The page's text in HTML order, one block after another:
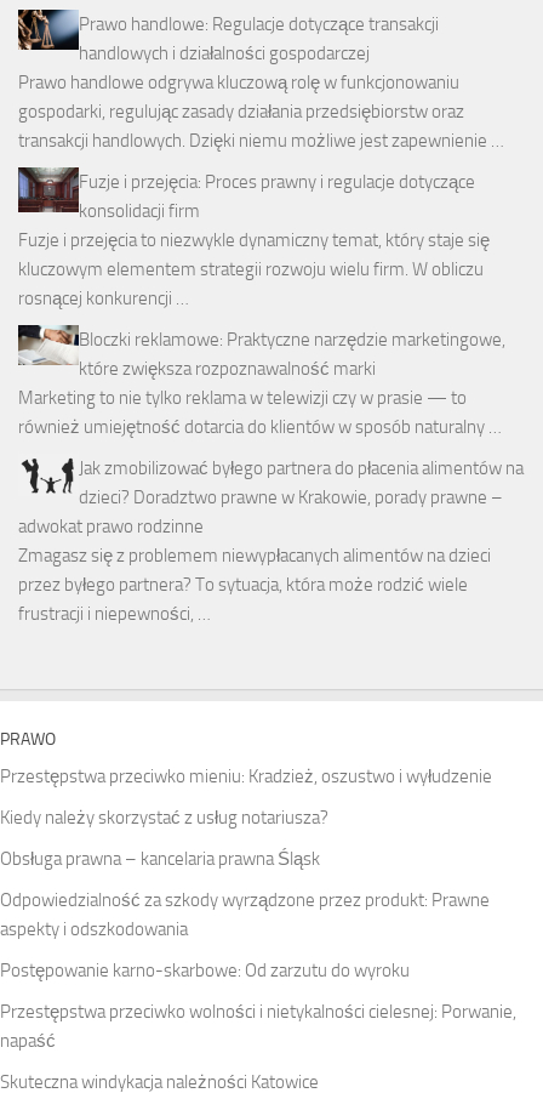
Prawo handlowe: Regulacje dotyczące transakcji
handlowych i działalności gospodarczej
Prawo handlowe odgrywa kluczową rolę w funkcjonowaniu
gospodarki, regulując zasady działania przedsiębiorstw oraz
transakcji handlowych. Dzięki niemu możliwe jest zapewnienie …
Fuzje i przejęcia: Proces prawny i regulacje dotyczące
konsolidacji firm
Fuzje i przejęcia to niezwykle dynamiczny temat, który staje się
kluczowym elementem strategii rozwoju wielu firm. W obliczu
rosnącej konkurencji …
Bloczki reklamowe: Praktyczne narzędzie marketingowe,
które zwiększa rozpoznawalność marki
Marketing to nie tylko reklama w telewizji czy w prasie — to
również umiejętność dotarcia do klientów w sposób naturalny …
Jak zmobilizować byłego partnera do płacenia alimentów na
dzieci? Doradztwo prawne w Krakowie, porady prawne –
adwokat prawo rodzinne
Zmagasz się z problemem niewypłacanych alimentów na dzieci
przez byłego partnera? To sytuacja, która może rodzić wiele
frustracji i niepewności, …
PRAWO
Przestępstwa przeciwko mieniu: Kradzież, oszustwo i wyłudzenie
Kiedy należy skorzystać z usług notariusza?
Obsługa prawna – kancelaria prawna Śląsk
Odpowiedzialność za szkody wyrządzone przez produkt: Prawne
aspekty i odszkodowania
Postępowanie karno-skarbowe: Od zarzutu do wyroku
Przestępstwa przeciwko wolności i nietykalności cielesnej: Porwanie,
napaść
Skuteczna windykacja należności Katowice